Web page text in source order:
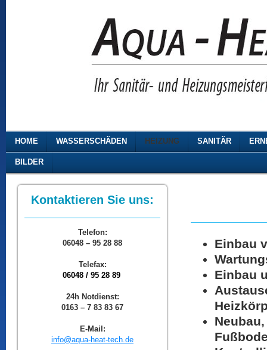
HOME WASSERSCHÄDEN HEIZUNG SANITÄR
BILDER
Kontaktieren Sie uns:
Telefon:
06048 – 95 28 88
Telefax:
06048 / 95 28 89
24h Notdienst:
0163 – 7 83 83 67
E-Mail:
info@aqua-heat-tech.de
Einbau
Einbau